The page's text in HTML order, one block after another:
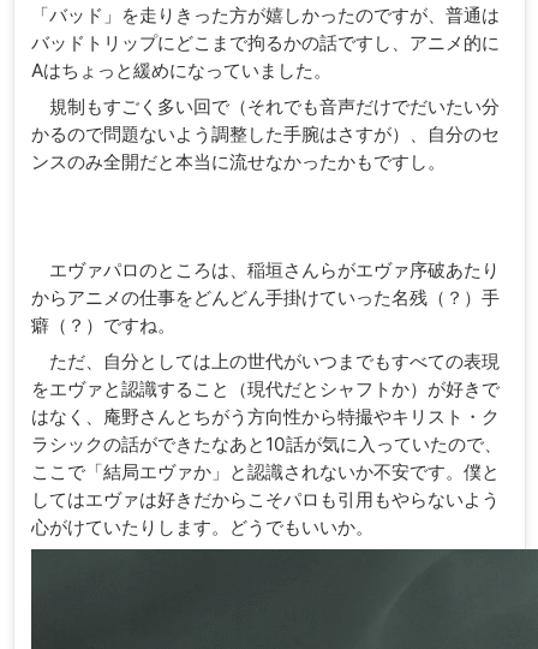
「バッド」を走りきった方が嬉しかったのですが、普通は
バッドトリップにどこまで拘るかの話ですし、アニメ的に
Aはちょっと緩めになっていました。
規制もすごく多い回で（それでも音声だけでだいたい分
かるので問題ないよう調整した手腕はさすが）、自分のセ
ンスのみ全開だと本当に流せなかったかもですし。
エヴァパロのところは、稲垣さんらがエヴァ序破あたり
からアニメの仕事をどんどん手掛けていった名残（？）手
癖（？）ですね。
ただ、自分としては上の世代がいつまでもすべての表現
をエヴァと認識すること（現代だとシャフトか）が好きで
はなく、庵野さんとちがう方向性から特撮やキリスト・ク
ラシックの話ができたなあと10話が気に入っていたので、
ここで「結局エヴァか」と認識されないか不安です。僕と
してはエヴァは好きだからこそパロも引用もやらないよう
心がけていたりします。どうでもいいか。